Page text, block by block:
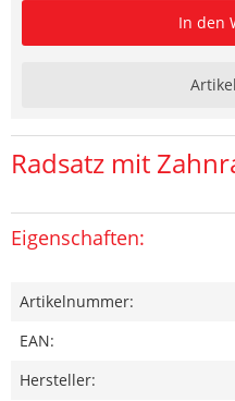
In den
Radsatz mit
Eigenschaften:
Artikelnummer:
EAN:
Hersteller: